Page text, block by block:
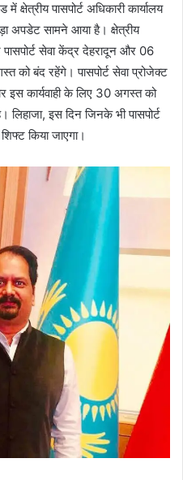
में क्षेत्रीय पासपोर्ट अधिकारी कार्यालय
अपडेट सामने आया है। क्षेत्रीय
पासपोर्ट सेवा केंद्र देहरादून और 06
को बंद रहेंगे। पासपोर्ट सेवा प्रोजेक्ट
कार्यवाही के लिए 30 अगस्त को
लिहाजा, इस दिन जिनके भी पासपोर्ट
किया जाएगा।